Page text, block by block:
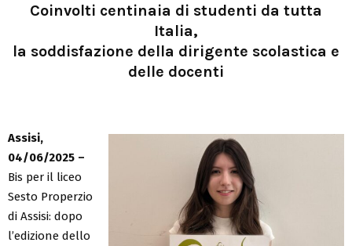
Coinvolti centinaia di studenti da tutta
Italia,
la soddisfazione della dirigente scolastica e
delle docenti
Assisi,
04/06/2025 –
Bis per il liceo
Sesto Properzio
di Assisi: dopo
l’edizione dello